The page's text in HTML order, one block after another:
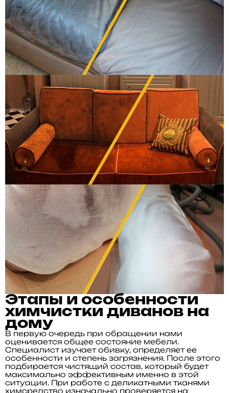
Этапы и особенности
химчистки диванов на
дому
В первую очередь при обращении нами
оценивается общее состояние мебели.
Специалист изучает обивку, определяет ее
особенности и степень загрязнения. После этого
подбирается чистящий состав, который будет
максимально эффективным именно в этой
ситуации. При работе с деликатными тканями
химсредство изначально проверяется на